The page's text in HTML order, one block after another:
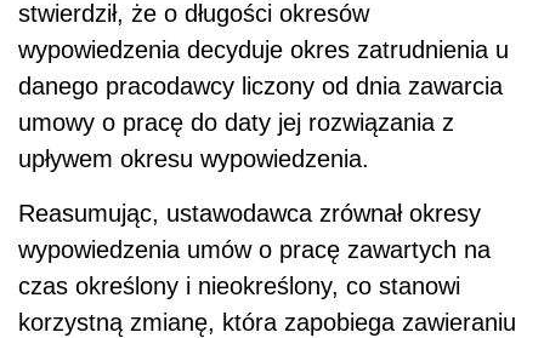
stwierdził, że o długości okresów
wypowiedzenia decyduje okres zatrudnienia u
danego pracodawcy liczony od dnia zawarcia
umowy o pracę do daty jej rozwiązania z
upływem okresu wypowiedzenia.
Reasumując, ustawodawca zrównał okresy
wypowiedzenia umów o pracę zawartych na
czas określony i nieokreślony, co stanowi
korzystną zmianę, która zapobiega zawieraniu